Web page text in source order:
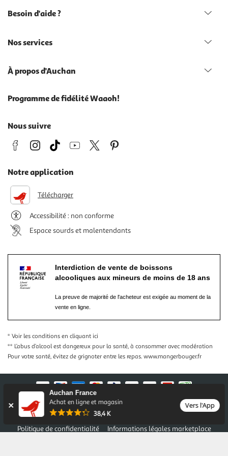
Auchan France
Achat en ligne et magasin
38,4 K
Vers l'App
Besoin d'aide ?
Nos services
À propos d'Auchan
Programme de fidélité Waaoh!
Nous suivre
Notre application
Télécharger
Accessibilité : non conforme
Espace sourds et malentendants
Interdiction de vente de boissons
alcooliques aux mineurs de moins de 18 ans
La preuve de majorité de l'acheteur est exigée au moment de la
vente en ligne.
* Voir les conditions en cliquant ici
** L’abus d’alcool est dangereux pour la santé, à consommer avec modération
Pour votre santé, évitez de grignoter entre les repas. www.mangerbouger.fr
Nos conditions générales
Mentions légales
Conditions des offres et promotions
Politique de confidentialité
Informations légales marketplace